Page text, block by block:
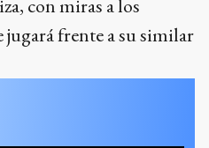
con miras a los
frente a su similar